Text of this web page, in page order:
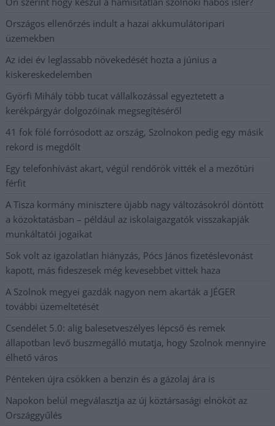
Országos ellenőrzés indult a hazai akkumulátoripari
üzemekben
Az idei év leglassabb növekedését hozta a június a
kiskereskedelemben
Györfi Mihály több tucat vállalkozással egyeztetett a
kerékpárgyár dolgozóinak megsegítéséről
41 fok fölé forrósodott az ország, Szolnokon pedig egy másik
rekord is megdőlt
Egy telefonhívást akart, végül rendőrök vitték el a mezőtúri
férfit
A Tisza kormány minisztere újabb nagy változásokról döntött
a közoktatásban – például az iskolaigazgatók visszakapják
munkáltatói jogaikat
Sok volt az igazolatlan hiányzás, Pócs János fizetéslevonást
kapott, más fideszesek még kevesebbet vittek haza
A Szolnok megyei gazdák nagyon nem akarták a JÉGER
további üzemeltetését
Csendélet 5.0: alig balesetveszélyes lépcső és remek
állapotban levő buszmegálló mutatja, hogy Szolnok mennyire
élhető város
Pénteken újra csökken a benzin és a gázolaj ára is
Napokon belül megválasztja az új köztársasági elnököt az
Országgyűlés